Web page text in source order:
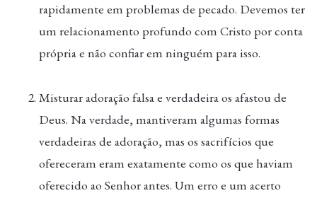
rapidamente em problemas de pecado. Devemos ter
um relacionamento profundo com Cristo por conta
própria e não confiar em ninguém para isso.
Misturar adoração falsa e verdadeira os afastou de
Deus. Na verdade, mantiveram algumas formas
verdadeiras de adoração, mas os sacrifícios que
ofereceram eram exatamente como os que haviam
oferecido ao Senhor antes. Um erro e um acerto